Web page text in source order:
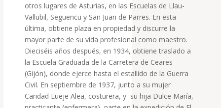
otros lugares de Asturias, en las Escuelas de Llau-
Vallubil, Següencu y San Juan de Parres. En esta
última, obtiene plaza en propiedad y discurre la
mayor parte de su vida profesional como maestro.
Dieciséis años después, en 1934, obtiene traslado a
la Escuela Graduada de la Carretera de Ceares
(Gijón), donde ejerce hasta el estallido de la Guerra
Civil. En septiembre de 1937, junto a su mujer
Caridad Lueje Alea, costurera, y su hija Dulce María,